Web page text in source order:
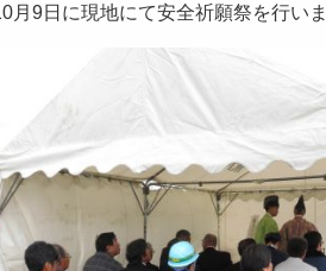
月9日に現地にて安全祈願祭を行い